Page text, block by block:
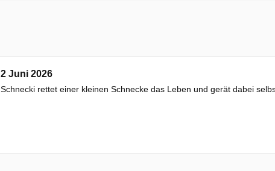
2 Juni 2026
Schnecki rettet einer kleinen Schnecke das Leben und gerät dabei